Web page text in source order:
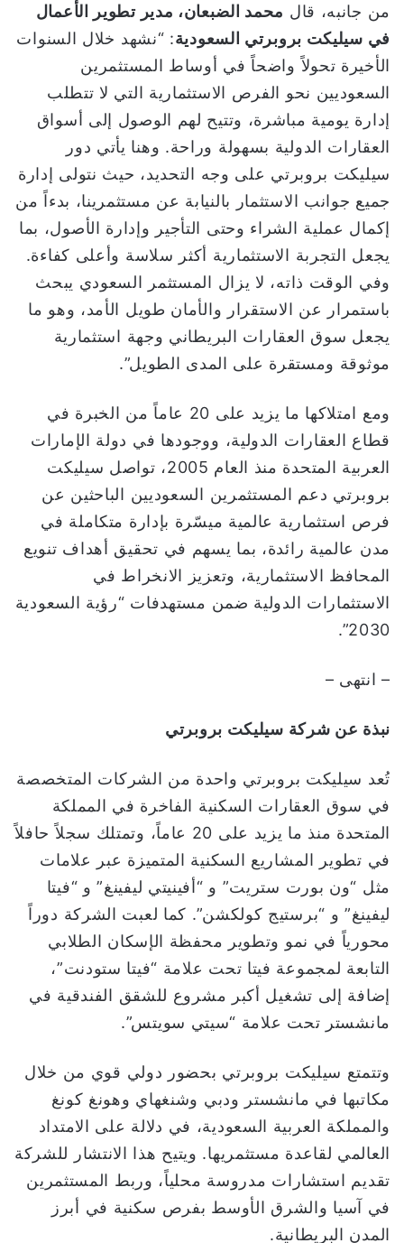
من جانبه، قال محمد الضبعان، مدير تطوير الأعمال
في سيليكت بروبرتي السعودية: “نشهد خلال السنوات
الأخيرة تحولاً واضحاً في أوساط المستثمرين
السعوديين نحو الفرص الاستثمارية التي لا تتطلب
إدارة يومية مباشرة، وتتيح لهم الوصول إلى أسواق
العقارات الدولية بسهولة وراحة. وهنا يأتي دور
سيليكت بروبرتي على وجه التحديد، حيث نتولى إدارة
جميع جوانب الاستثمار بالنيابة عن مستثمرينا، بدءاً من
إكمال عملية الشراء وحتى التأجير وإدارة الأصول، بما
يجعل التجربة الاستثمارية أكثر سلاسة وأعلى كفاءة.
وفي الوقت ذاته، لا يزال المستثمر السعودي يبحث
باستمرار عن الاستقرار والأمان طويل الأمد، وهو ما
يجعل سوق العقارات البريطاني وجهة استثمارية
موثوقة ومستقرة على المدى الطويل”.
ومع امتلاكها ما يزيد على 20 عاماً من الخبرة في
قطاع العقارات الدولية، ووجودها في دولة الإمارات
العربية المتحدة منذ العام 2005، تواصل سيليكت
بروبرتي دعم المستثمرين السعوديين الباحثين عن
فرص استثمارية عالمية ميسّرة بإدارة متكاملة في
مدن عالمية رائدة، بما يسهم في تحقيق أهداف تنويع
المحافظ الاستثمارية، وتعزيز الانخراط في
الاستثمارات الدولية ضمن مستهدفات “رؤية السعودية
2030”.
– انتهى –
نبذة عن شركة سيليكت بروبرتي
تُعد سيليكت بروبرتي واحدة من الشركات المتخصصة
في سوق العقارات السكنية الفاخرة في المملكة
المتحدة منذ ما يزيد على 20 عاماً، وتمتلك سجلاً حافلاً
في تطوير المشاريع السكنية المتميزة عبر علامات
مثل “ون بورت ستريت” و “أفينيتي ليفينغ” و “فيتا
ليفينغ” و “برستيج كولكشن”. كما لعبت الشركة دوراً
محورياً في نمو وتطوير محفظة الإسكان الطلابي
التابعة لمجموعة فيتا تحت علامة “فيتا ستودنت”،
إضافة إلى تشغيل أكبر مشروع للشقق الفندقية في
مانشستر تحت علامة “سيتي سويتس”.
وتتمتع سيليكت بروبرتي بحضور دولي قوي من خلال
مكاتبها في مانشستر ودبي وشنغهاي وهونغ كونغ
والمملكة العربية السعودية، في دلالة على الامتداد
العالمي لقاعدة مستثمريها. ويتيح هذا الانتشار للشركة
تقديم استشارات مدروسة محلياً، وربط المستثمرين
في آسيا والشرق الأوسط بفرص سكنية في أبرز
المدن البريطانية.